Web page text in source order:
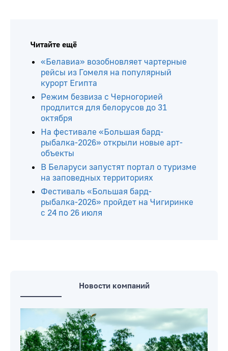
Читайте ещё
«Белавиа» возобновляет чартерные
рейсы из Гомеля на популярный
курорт Египта
Режим безвиза с Черногорией
продлится для белорусов до 31
октября
На фестивале «Большая бард-
рыбалка-2026» открыли новые арт-
объекты
В Беларуси запустят портал о туризме
на заповедных территориях
Фестиваль «Большая бард-
рыбалка-2026» пройдет на Чигиринке
с 24 по 26 июля
Новости компаний